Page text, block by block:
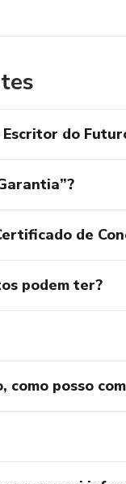
do
de
podem ter?
como posso